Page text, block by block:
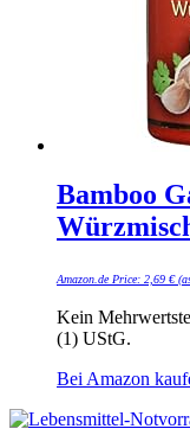
Bamboo
Amazon.de Price: 2,69 €
Kein
(1) UStG.
Bei Amazon